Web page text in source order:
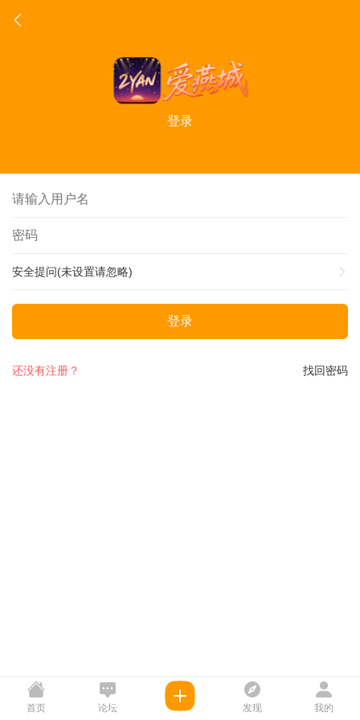
登录
安全提问(未设置请忽略)
登录
找回密码
还没有注册？
首页 论坛 发现 我的